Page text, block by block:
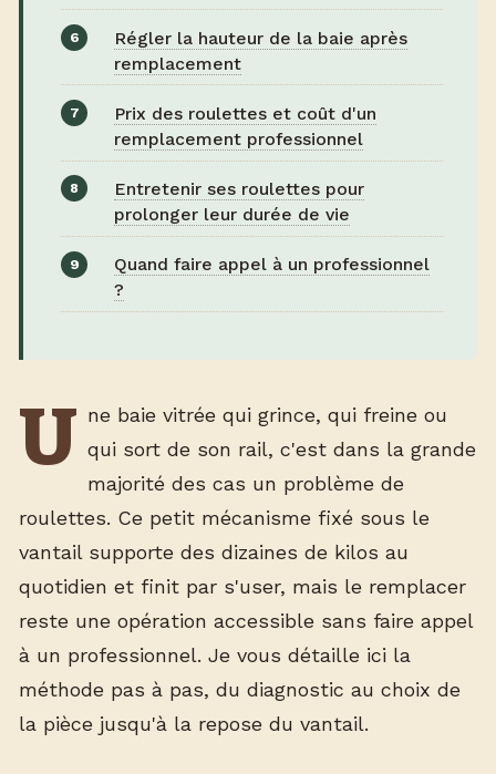
Régler la hauteur de la baie après
remplacement
Prix des roulettes et coût d'un
remplacement professionnel
Entretenir ses roulettes pour
prolonger leur durée de vie
Quand faire appel à un professionnel
?
U ne baie vitrée qui grince, qui freine ou
qui sort de son rail, c'est dans la grande
majorité des cas un problème de
roulettes. Ce petit mécanisme fixé sous le
vantail supporte des dizaines de kilos au
quotidien et finit par s'user, mais le remplacer
reste une opération accessible sans faire appel
à un professionnel. Je vous détaille ici la
méthode pas à pas, du diagnostic au choix de
la pièce jusqu'à la repose du vantail.